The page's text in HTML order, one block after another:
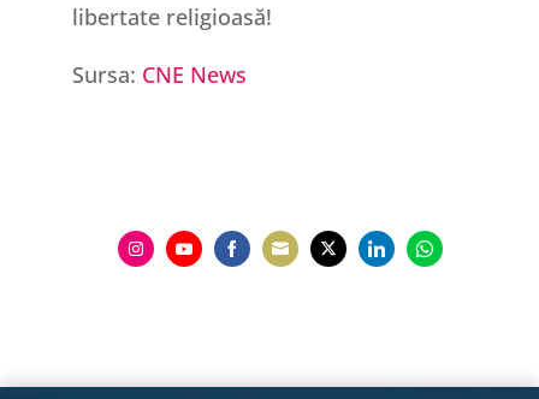
libertate religioasă!
Sursa: CNE News